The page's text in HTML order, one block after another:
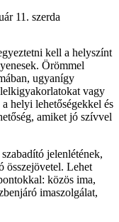
11. szerda
kell a helyszínt
Örömmel
ugyanígy
vagy
helyi lehetőségekkel és
amiket jó szívvel
jelenlétének,
összejövetel. Lehet
közös ima,
imaszolgálat,